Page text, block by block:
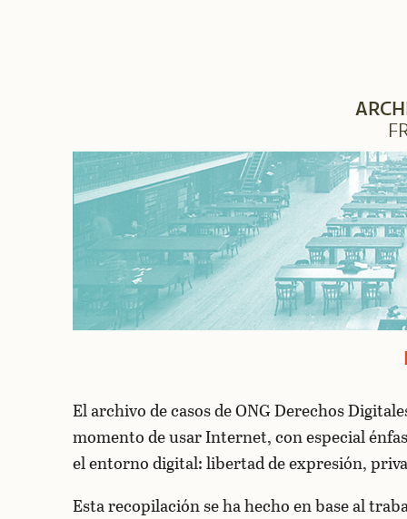
El archivo de casos de ONG Derechos
momento de usar Internet, con especial
el entorno digital: libertad de expresión,
Esta recopilación se ha hecho en base al